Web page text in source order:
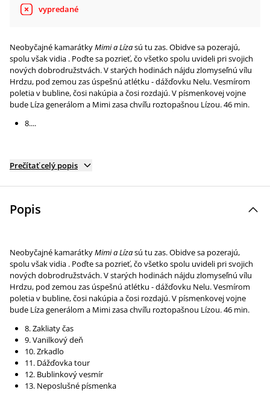
vypredané
Neobyčajné kamarátkyMimi a Lízasú tu zas. Obidve sa pozerajú,
spolu však vidia . Poďte sa pozrieť, čo všetko spolu uvideli pri svojich
nových dobrodružstvách. V starých hodinách nájdu zlomyseľnú vílu
Hrdzu, pod zemou zas úspešnú atlétku - dážďovku Nelu. Vesmírom
poletia v bubline, čosi nakúpia a čosi rozdajú. V písmenkovej vojne
bude Líza generálom a Mimi zasa chvíľu roztopašnou Lízou. 46 min.
8....
Prečítať celý popis
Popis
Neobyčajné kamarátkyMimi a Lízasú tu zas. Obidve sa pozerajú,
spolu však vidia . Poďte sa pozrieť, čo všetko spolu uvideli pri svojich
nových dobrodružstvách. V starých hodinách nájdu zlomyseľnú vílu
Hrdzu, pod zemou zas úspešnú atlétku - dážďovku Nelu. Vesmírom
poletia v bubline, čosi nakúpia a čosi rozdajú. V písmenkovej vojne
bude Líza generálom a Mimi zasa chvíľu roztopašnou Lízou. 46 min.
8. Zakliaty čas
9. Vanilkový deň
10. Zrkadlo
11. Dážďovka tour
12. Bublinkový vesmír
13. Neposlušné písmenka